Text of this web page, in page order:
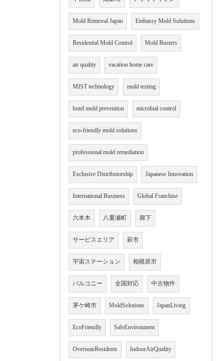
Mold Removal Japan Embassy Mold Solutions
Residential Mold Control Mold Busters
air quality vacation home care
MIST technology mold testing
hotel mold prevention microbial control
eco-friendly mold solutions
professional mold remediation
Exclusive Distributorship Japanese Innovation
International Business Global Franchise
六本木 八重瀬町 廊下
サービスエリア 萩市
宇宙ステーション 相模原市
バルコニー 全国対応 中古物件
茅ケ崎市 MoldSolutions JapanLiving
EcoFriendly SafeEnvironment
OverseasResidents IndoorAirQuality